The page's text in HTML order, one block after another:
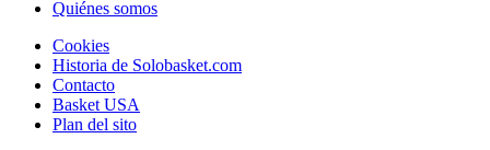
Quiénes somos
Cookies
Historia de Solobasket.com
Contacto
Basket USA
Plan del sito